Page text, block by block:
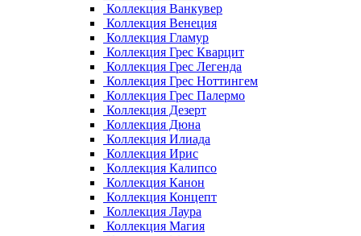
Коллекция Ванкувер
Коллекция Венеция
Коллекция Гламур
Коллекция Грес Кварцит
Коллекция Грес Легенда
Коллекция Грес Ноттингем
Коллекция Грес Палермо
Коллекция Дезерт
Коллекция Дюна
Коллекция Илиада
Коллекция Ирис
Коллекция Калипсо
Коллекция Канон
Коллекция Концепт
Коллекция Лаура
Коллекция Магия